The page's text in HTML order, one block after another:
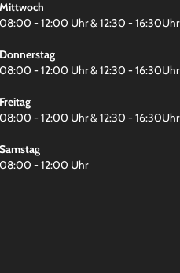
Mittwoch
08:00 - 12:00 Uhr & 12:30 - 16:30Uhr
Donnerstag
08:00 - 12:00 Uhr & 12:30 - 16:30Uhr
Freitag
08:00 - 12:00 Uhr & 12:30 - 16:30Uhr
Samstag
08:00 - 12:00 Uhr